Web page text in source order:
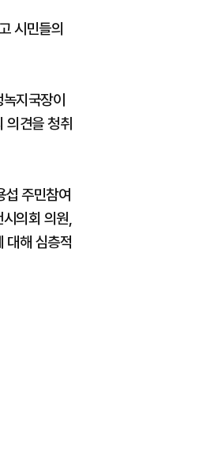
시민들의
지국장이
의견을 청취
주민참여
의회 의원,
대해 심층적